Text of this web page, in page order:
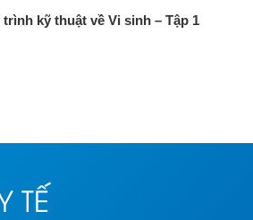
kỹ thuật về Vi sinh – Tập 1
TẾ